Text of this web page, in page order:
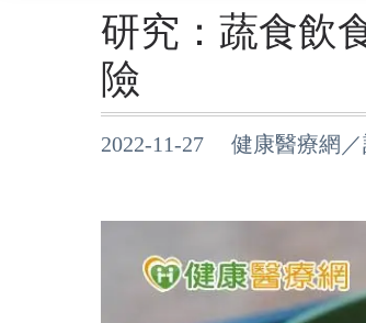
研究：蔬食飲
險
2022-11-27 健康醫療網／